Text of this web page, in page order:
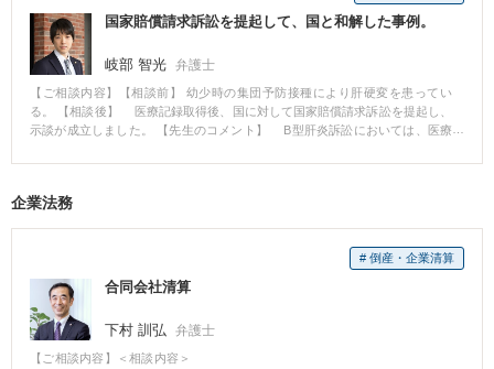
国家賠償請求訴訟を提起して、国と和解した事例。
岐部 智光 弁護士
【ご相談内容】【相談前】 幼少時の集団予防接種により肝硬変を患ってい
る。 【相談後】 医療記録取得後、国に対して国家賠償請求訴訟を提起し、
示談が成立しました。 【先生のコメント】 B型肝炎訴訟においては、医療
が困難な場合があります。また、B型肝炎訴訟は通常の訴訟と異なり、裁判期
かかりますので早めにご相談下さい。
企業法務
# 倒産・企業清算
合同会社清算
下村 訓弘 弁護士
【ご相談内容】＜相談内容＞